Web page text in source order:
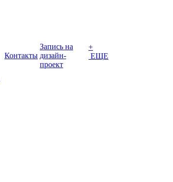
Контакты
Запись на
дизайн-
проект
+
ЕЩЕ